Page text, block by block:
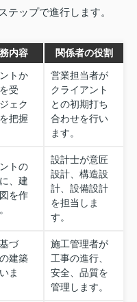
テップで進行します。
内容 関係者の役割
トか
受
ェク
把握
営業担当者が
クライアント
との初期打ち
合わせを行い
ます。
トの
、建
を作
設計士が意匠
設計、構造設
計、設備設計
を担当しま
す。
づ
建築
ま
施工管理者が
工事の進行、
安全、品質を
管理します。